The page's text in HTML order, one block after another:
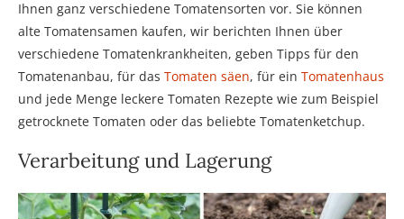
Ihnen ganz verschiedene Tomatensorten vor. Sie können
alte Tomatensamen kaufen, wir berichten Ihnen über
verschiedene Tomatenkrankheiten, geben Tipps für den
Tomatenanbau, für das Tomaten säen, für ein Tomatenhaus
und jede Menge leckere Tomaten Rezepte wie zum Beispiel
getrocknete Tomaten oder das beliebte Tomatenketchup.
Verarbeitung und Lagerung